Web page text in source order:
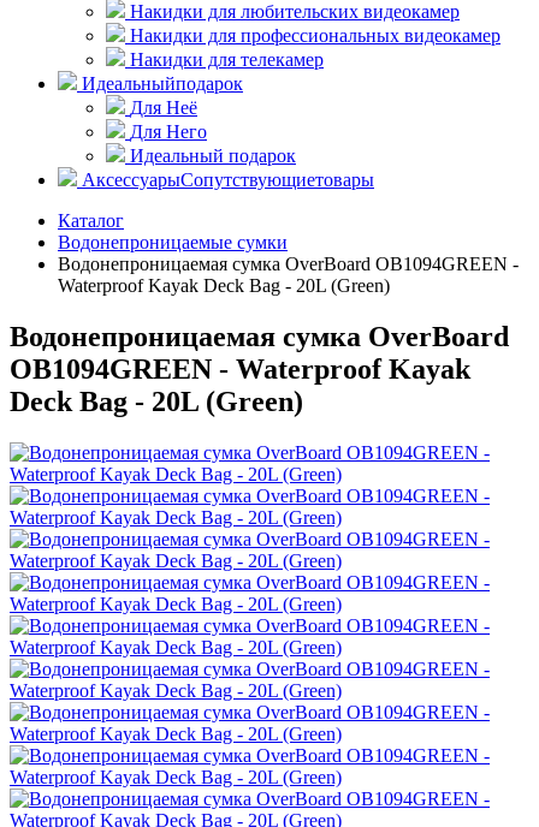
Накидки для любительских видеокамер
Накидки для профессиональных видеокамер
Накидки для телекамер
Идеальныйподарок
Для Неё
Для Него
Идеальный подарок
АксессуарыСопутствующиетовары
Каталог
Водонепроницаемые сумки
Водонепроницаемая сумка OverBoard OB1094GREEN -
Waterproof Kayak Deck Bag - 20L (Green)
Водонепроницаемая сумка OverBoard
OB1094GREEN - Waterproof Kayak
Deck Bag - 20L (Green)